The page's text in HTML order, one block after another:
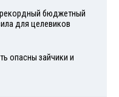
бюджетный
для целевиков
опасны зайчики и